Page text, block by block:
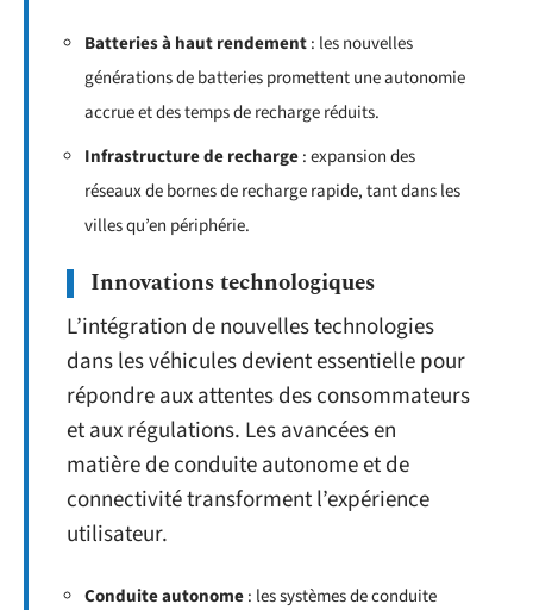
Batteries à haut rendement: les nouvelles
générations de batteries promettent une autonomie
accrue et des temps de recharge réduits.
Infrastructure de recharge: expansion des
réseaux de bornes de recharge rapide, tant dans les
villes qu’en périphérie.
Innovations technologiques
L’intégration de nouvelles technologies
dans les véhicules devient essentielle pour
répondre aux attentes des consommateurs
et aux régulations. Les avancées en
matière de conduite autonome et de
connectivité transforment l’expérience
utilisateur.
Conduite autonome: les systèmes de conduite